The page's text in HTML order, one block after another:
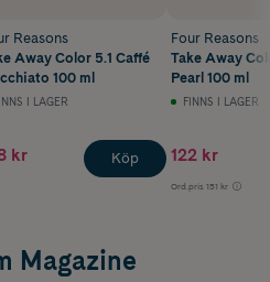
10.
Reasons
Away Color 5.1 Caffé
100 ml
I LAGER
kr Köp
Four Reasons
Take Away
Pearl 100 ml
FINNS I LAGER
122 kr
Ord.pris 151 kr
Magazine